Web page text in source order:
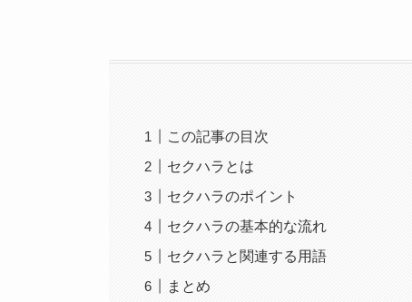
この記事の目次
セクハラとは
セクハラのポイント
セクハラの基本的な流れ
セクハラと関連する用語
まとめ